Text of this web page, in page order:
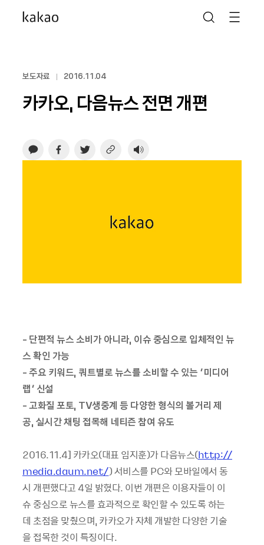
보도자료 2016.11.04
카카오, 다음뉴스 전면 개편
- 단편적 뉴스소비가 아니라, 이슈중심으로 입체적인 뉴
스확인 가능
-주요 키워드, 쿼트별로뉴스를소비할수 있는 ‘미디어
랩’ 신설
-고화질 포토, TV생중계 등 다양한형식의 볼거리 제
공, 실시간채팅접목해 네티즌참여 유도
2016.11.4] 카카오(대표 임지훈)가다음뉴스(http://
media.daum.net/)서비스를 PC와모바일에서 동
시 개편했다고 4일 밝혔다. 이번 개편은 이용자들이 이
슈중심으로뉴스를효과적으로확인할수 있도록 하는
데 초점을 맞췄으며, 카카오가자체 개발한다양한기술
을 접목한것이 특징이다.